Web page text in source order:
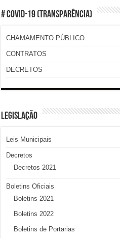
# COVID-19 (TRANSPARÊNCIA)
CHAMAMENTO PÚBLICO
CONTRATOS
DECRETOS
LEGISLAÇÃO
Leis Municipais
Decretos
Decretos 2021
Boletins Oficiais
Boletins 2021
Boletins 2022
Boletins de Portarias